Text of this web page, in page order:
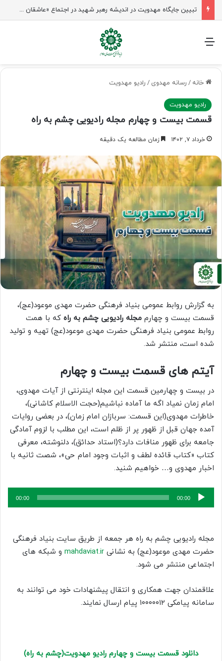
منو
خانه / رسانه مهدوی / رادیو مهدویت
رادیو مهدویت
قسمت بیست و چهارم مجله رادیویی چشم به راه
خرداد ۷, ۱۴۰۲ زمان مطالعه یک دقیقه
به گزارش روابط عمومی بنیاد فرهنگی حضرت مهدی موعود(عج)،
قسمت بیست و چهارم مجله رادیویی چشم به راه که با همت
روابط عمومی بنیاد فرهنگی حضرت مهدی موعود(عج) تهیه و تولید
شده است، منتشر شد.
آیتم های قسمت بیست و چهارم
در بیست و چهارمین قسمت این مجله اینترنتی از آیات مهدوی،
امام زمان نمیاد اگه ما آماده نباشیم(حجت الاسلام کاشانی)،
خاطرات مهدوی(این قسمت: سربازان امام زمان)، در بعضی روایات
آمده جهان قبل از ظهور پر از ظلم است، این مطلب با لزوم آمادگی
جامعه برای ظهور منافات دارد؟(استاد حدائق)، دلنوشته، معرفی
کتاب «کتاب قائده لطف و اثبات وجود امام حی»، شصت ثانیه با
اخبار مهدوی و… خواهیم شنید.
پخش‌کننده
صوت
00:00
00:00
مجله رادیویی چشم به راه هر جمعه از طریق سایت بنیاد فرهنگی
حضرت مهدی موعود(عج) به نشانی mahdaviat.ir و شبکه های
اجتماعی منتشر می شود.
علاقمندان جهت همکاری و انتقال پیشنهادات خود می توانند به
سامانه پیامکی ۱۰۰۰۰۰۱۲ پیام ارسال نمایند.
دانلود قسمت بیست و چهارم رادیو مهدویت(چشم به راه)